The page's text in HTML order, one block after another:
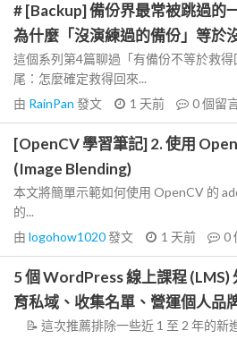
# [Backup] 備份界最常被跳過的
為什麼「沒演練過的備份」等於
這個系列第4篇聊過「有備份不等於救
尾：怎麼確定救得回來...
由 RainPan 發文 1 天前 0個留
[OpenCV 學習筆記] 2. 使用
(Image Blending)
本文將簡單示範如何使用 OpenCV 的
的...
由 logohow1020發文 1 天前 0
5 個 WordPress 線上課程 (LMS)
育私域、收集名單、營運個人品
📝 這次推薦排除一些近 1 至 2 年的新